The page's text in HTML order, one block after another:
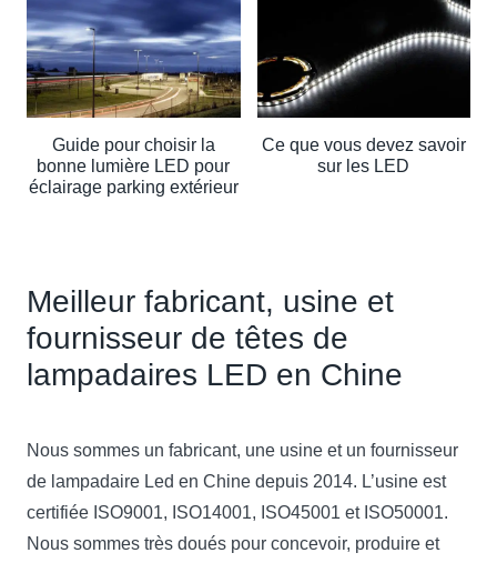
Guide pour choisir la
bonne lumière LED pour
éclairage parking extérieur
Ce que vous devez savoir
sur les LED
Meilleur fabricant, usine et
fournisseur de têtes de
lampadaires LED en Chine
Nous sommes un fabricant, une usine et un fournisseur
de lampadaire Led en Chine depuis 2014. L’usine est
certifiée ISO9001, ISO14001, ISO45001 et ISO50001.
Nous sommes très doués pour concevoir, produire et